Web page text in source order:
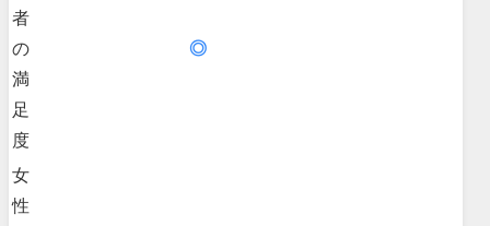
者
の
満
足
度
◎
女
性